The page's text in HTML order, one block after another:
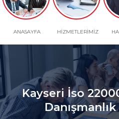
ANASAYFA
HİZMETLERİMİZ
ANASAYFA HİZMETLERİMİZ
Kayseri İso